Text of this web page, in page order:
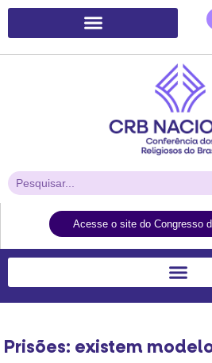
Acesse o site do Congresso
Prisões: existem